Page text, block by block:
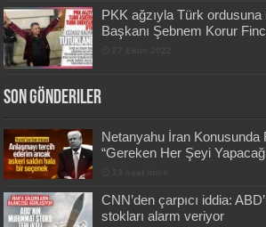
PKK ağzıyla Türk ordusuna
Başkanı Şebnem Korur
Son Gönderiler
Netanyahu İran Konusunda
“Gereken Her Şeyi
CNN’den çarpıcı iddia:
stokları alarm veriyor